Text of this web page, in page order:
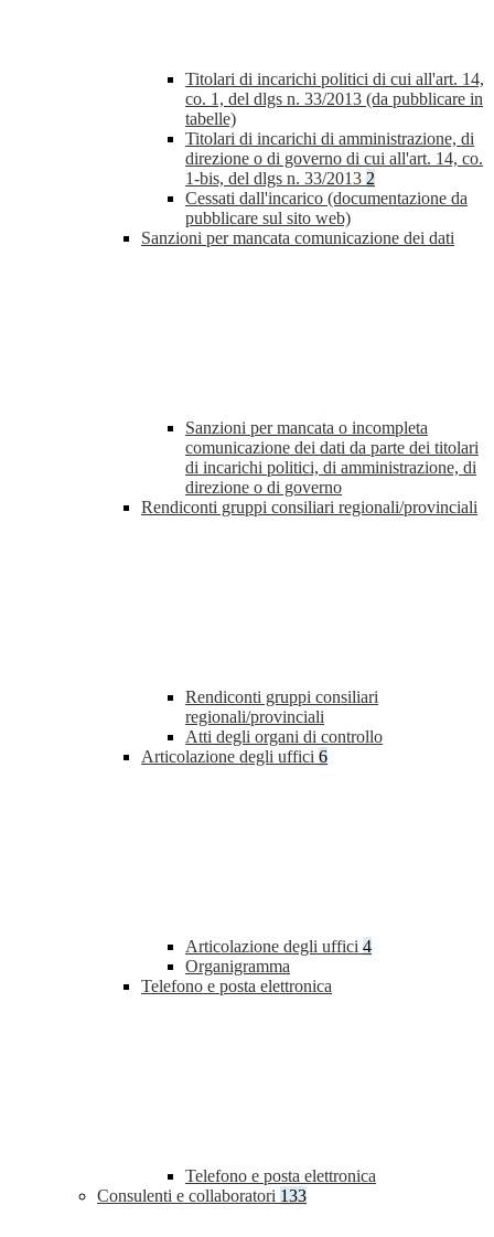
Titolari di incarichi politici di cui all'art. 14,
co. 1, del dlgs n. 33/2013 (da pubblicare in
tabelle)
Titolari di incarichi di amministrazione, di
direzione o di governo di cui all'art. 14, co.
1-bis, del dlgs n. 33/2013 2
Cessati dall'incarico (documentazione da
pubblicare sul sito web)
Sanzioni per mancata comunicazione dei dati
Sanzioni per mancata o incompleta
comunicazione dei dati da parte dei titolari
di incarichi politici, di amministrazione, di
direzione o di governo
Rendiconti gruppi consiliari regionali/provinciali
Rendiconti gruppi consiliari
regionali/provinciali
Atti degli organi di controllo
Articolazione degli uffici 6
Articolazione degli uffici 4
Organigramma
Telefono e posta elettronica
Telefono e posta elettronica
Consulenti e collaboratori 133